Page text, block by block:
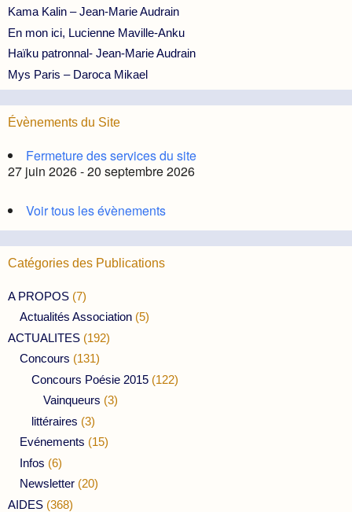
Kama Kalin – Jean-Marie Audrain
En mon ici, Lucienne Maville-Anku
Haïku patronnal- Jean-Marie Audrain
Mys Paris – Daroca Mikael
Évènements du Site
Fermeture des services du site
27 juin 2026 - 20 septembre 2026
Voir tous les évènements
Catégories des Publications
A PROPOS (7)
Actualités Association (5)
ACTUALITES (192)
Concours (131)
Concours Poésie 2015 (122)
Vainqueurs (3)
littéraires (3)
Evénements (15)
Infos (6)
Newsletter (20)
AIDES (368)